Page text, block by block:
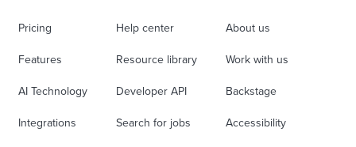
Pricing
Features
AI Technology
Integrations
Help center
Resource library
Developer API
Search for jobs
About us
Work with us
Backstage
Accessibility